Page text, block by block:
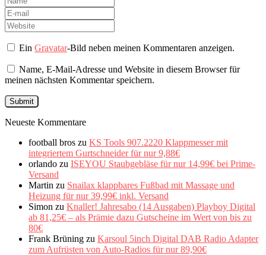
EinGravatar-Bild neben meinen Kommentaren anzeigen.
Name, E-Mail-Adresse und Website in diesem Browser für
meinen nächsten Kommentar speichern.
Neueste Kommentare
football bros zu KS Tools 907.2220 Klappmesser mit
integriertem Gurtschneider für nur 9,88€
orlando zu ISEYOU Staubgebläse für nur 14,99€ bei Prime-
Versand
Martin zu Snailax klappbares Fußbad mit Massage und
Heizung für nur 39,99€ inkl. Versand
Simon zu Knaller! Jahresabo (14 Ausgaben) Playboy Digital
ab 81,25€ – als Prämie dazu Gutscheine im Wert von bis zu
80€
Frank Brüning zu Karsoul 5inch Digital DAB Radio Adapter
zum Aufrüsten von Auto-Radios für nur 89,90€